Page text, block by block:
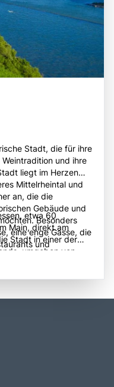
Stadt, die für ihre
und ihre
liegt im Herzen
Mittelrheintal und
an, die die
Gebäude und
Besonders
eine enge Gasse, die
und
Treffpunkt für
die in der Region
etwa 60
Main, direkt am
Stadt in einer der
umgeben von
die sich entlang
Stadt gut an das